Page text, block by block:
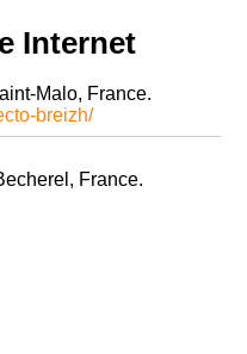
Internet
Malo, France.
breizh/
France.